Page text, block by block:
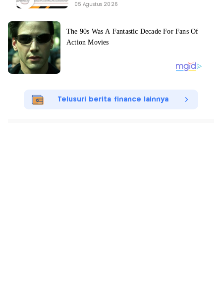
05 Agustus 2026
Telusuri berita finance lainnya